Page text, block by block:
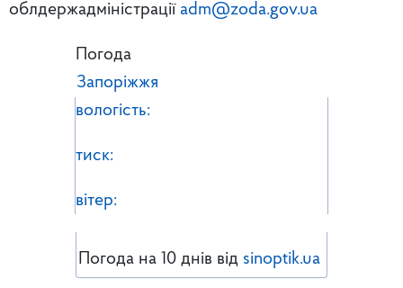
облдержадміністрації adm@zoda.gov.ua
Погода
Запоріжжя
вологість:
тиск:
вітер:
Погода на 10 днів від sinoptik.ua